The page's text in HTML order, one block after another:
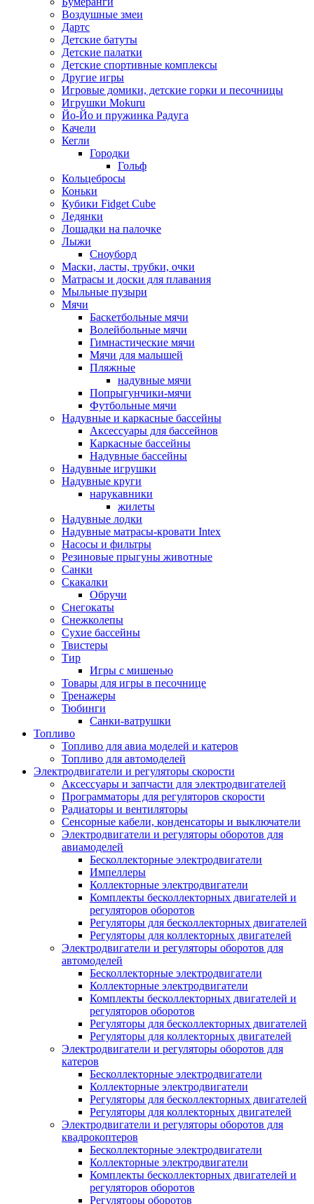
Воздушные змеи
Дартс
Детские батуты
Детские палатки
Детские спортивные комплексы
Другие игры
Игровые домики, детские горки и песочницы
Игрушки Mokuru
Йо-Йо и пружинка Радуга
Качели
Кегли
Городки
Гольф
Кольцебросы
Коньки
Кубики Fidget Cube
Ледянки
Лошадки на палочке
Лыжи
Сноуборд
Маски, ласты, трубки, очки
Матрасы и доски для плавания
Мыльные пузыри
Мячи
Баскетбольные мячи
Волейбольные мячи
Гимнастические мячи
Мячи для малышей
Пляжные
надувные мячи
Попрыгунчики-мячи
Футбольные мячи
Надувные и каркасные бассейны
Аксессуары для бассейнов
Каркасные бассейны
Надувные бассейны
Надувные игрушки
Надувные круги
нарукавники
жилеты
Надувные лодки
Надувные матрасы-кровати Intex
Насосы и фильтры
Резиновые прыгуны животные
Санки
Скакалки
Обручи
Снегокаты
Снежколепы
Сухие бассейны
Твистеры
Тир
Игры с мишенью
Товары для игры в песочнице
Тренажеры
Тюбинги
Санки-ватрушки
Топливо
Топливо для авиа моделей и катеров
Топливо для автомоделей
Электродвигатели и регуляторы скорости
Аксессуары и запчасти для электродвигателей
Программаторы для регуляторов скорости
Радиаторы и вентиляторы
Сенсорные кабели, конденсаторы и выключатели
Электродвигатели и регуляторы оборотов для
авиамоделей
Бесколлекторные электродвигатели
Импеллеры
Коллекторные электродвигатели
Комплекты бесколлекторных двигателей и
регуляторов оборотов
Регуляторы для бесколлекторных двигателей
Регуляторы для коллекторных двигателей
Электродвигатели и регуляторы оборотов для
автомоделей
Бесколлекторные электродвигатели
Коллекторные электродвигатели
Комплекты бесколлекторных двигателей и
регуляторов оборотов
Регуляторы для бесколлекторных двигателей
Регуляторы для коллекторных двигателей
Электродвигатели и регуляторы оборотов для
катеров
Бесколлекторные электродвигатели
Коллекторные электродвигатели
Регуляторы для бесколлекторных двигателей
Регуляторы для коллекторных двигателей
Электродвигатели и регуляторы оборотов для
квадрокоптеров
Бесколлекторные электродвигатели
Коллекторные электродвигатели
Комплекты бесколлекторных двигателей и
регуляторов оборотов
Регуляторы оборотов